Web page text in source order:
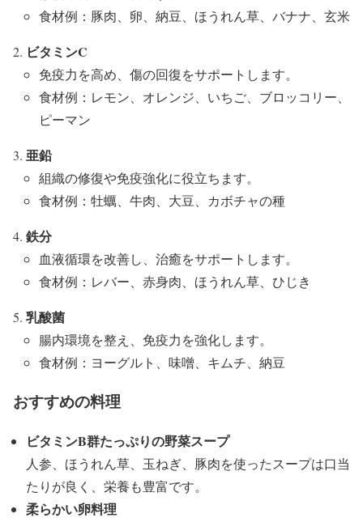
食材例：豚肉、卵、納豆、ほうれん草、バナナ、玄米
ビタミンC
免疫力を高め、傷の回復をサポートします。
食材例：レモン、オレンジ、いちご、ブロッコリー、
ピーマン
亜鉛
組織の修復や免疫強化に役立ちます。
食材例：牡蠣、牛肉、大豆、カボチャの種
鉄分
血液循環を改善し、治癒をサポートします。
食材例：レバー、赤身肉、ほうれん草、ひじき
乳酸菌
腸内環境を整え、免疫力を強化します。
食材例：ヨーグルト、味噌、キムチ、納豆
おすすめの料理
ビタミンB群たっぷりの野菜スープ
人参、ほうれん草、玉ねぎ、豚肉を使ったスープは口当
たりが良く、栄養も豊富です。
柔らかい卵料理